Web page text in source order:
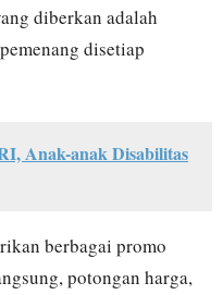
diberkan adalah
disetiap
Anak-anak Disabilitas
berbagai promo
potongan harga,